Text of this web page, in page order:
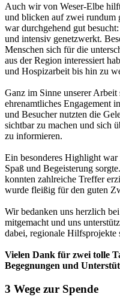
Auch wir von Weser-Elbe
und blicken auf zwei rundum
war durchgehend gut
und intensiv genetzwerkt.
Menschen sich für die
aus der Region interessiert
und Hospizarbeit bis hin zu
Ganz im Sinne unserer Arbeit
ehrenamtliches Engagement
und Besucher nutzten die
sichtbar zu machen und sich
zu informieren.
Ein besonderes Highlight
Spaß und Begeisterung
konnten zahlreiche Treffer
wurde fleißig für den guten
Wir bedanken uns herzlich
mitgemacht und uns
dabei, regionale Hilfsprojekte
Vielen Dank für zwei tolle
Begegnungen und
3 Wege zur Spende